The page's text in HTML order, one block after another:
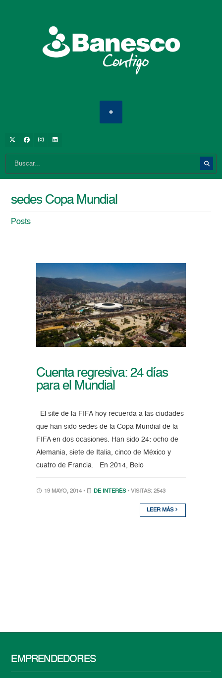
sedes Copa Mundial
Posts
Cuenta regresiva: 24 días
para el Mundial
El site de la FIFA hoy recuerda a las ciudades
que han sido sedes de la Copa Mundial de la
FIFA en dos ocasiones. Han sido 24: ocho de
Alemania, siete de Italia, cinco de México y
cuatro de Francia. En 2014, Belo
19 MAYO, 2014 • DE INTERÉS • VISITAS: 2543
LEER MÁS
EMPRENDEDORES